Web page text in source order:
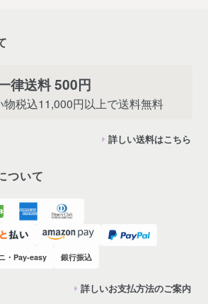
律送料 500円
物税込11,000円以上で送料無料
詳しい送料はこちら
ついて
・Pay-easy 銀行振込
詳しいお支払方法のご案内